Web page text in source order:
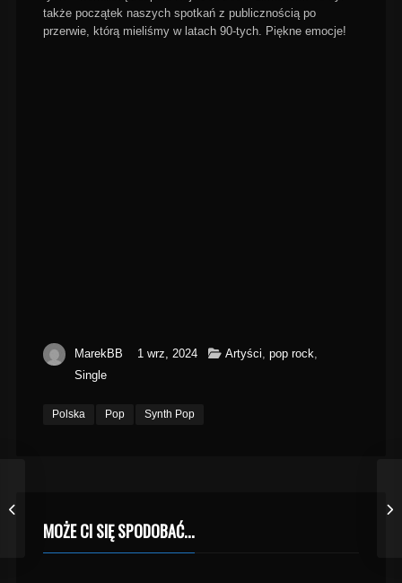
także początek naszych spotkań z publicznością po
przerwie, którą mieliśmy w latach 90-tych. Piękne emocje!
MarekBB 1 wrz, 2024 Artyści, pop rock,
Single
Polska Pop Synth Pop
MOŻE CI SIĘ SPODOBAĆ...